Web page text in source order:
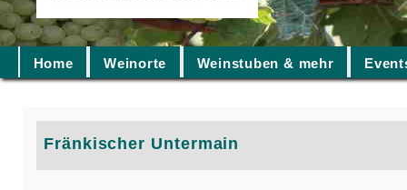
Home Weinorte Weinstuben & mehr
Fränkischer Untermain